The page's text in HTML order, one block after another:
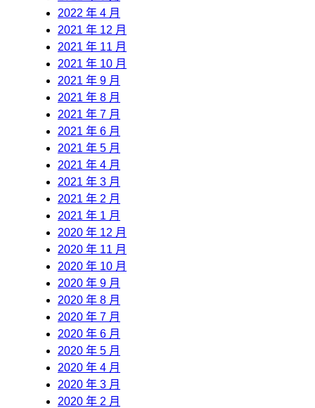
2022 年 4 月
2021 年 12 月
2021 年 11 月
2021 年 10 月
2021 年 9 月
2021 年 8 月
2021 年 7 月
2021 年 6 月
2021 年 5 月
2021 年 4 月
2021 年 3 月
2021 年 2 月
2021 年 1 月
2020 年 12 月
2020 年 11 月
2020 年 10 月
2020 年 9 月
2020 年 8 月
2020 年 7 月
2020 年 6 月
2020 年 5 月
2020 年 4 月
2020 年 3 月
2020 年 2 月